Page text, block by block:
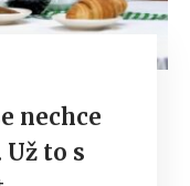
nechce
to s